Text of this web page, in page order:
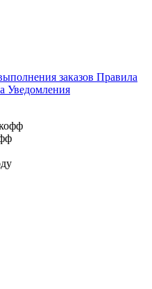
заказов Правила
Уведомления